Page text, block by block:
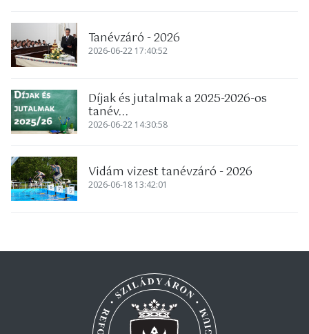
2026-06-22 17:40:52
Tanévzáró - 2026
2026-06-22 14:30:58
Díjak és jutalmak a 2025-2026-os
tanév...
2026-06-18 13:42:01
Vidám vizest tanévzáró - 2026